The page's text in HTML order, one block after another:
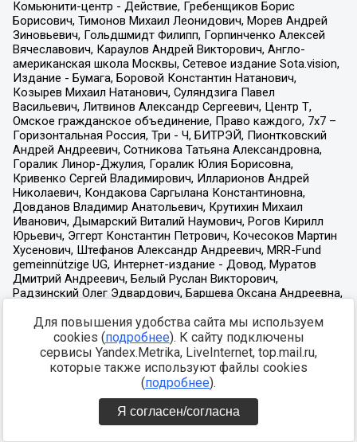
Для повышения удобства сайта мы используем
cookies (подробнее). К сайту подключены
сервисы Yandex.Metrika, LiveInternet, top.mail.ru,
которые также используют файлы cookies
(подробнее).
Я согласен/согласна